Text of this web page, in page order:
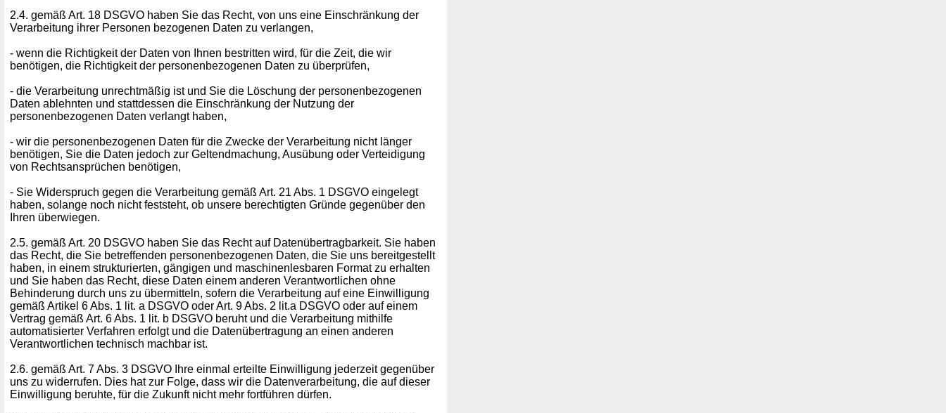
2.4. gemäß Art. 18 DSGVO haben Sie das Recht, von uns eine Einschränkung der
Verarbeitung ihrer Personen bezogenen Daten zu verlangen,
- wenn die Richtigkeit der Daten von Ihnen bestritten wird, für die Zeit, die wir
benötigen, die Richtigkeit der personenbezogenen Daten zu überprüfen,
- die Verarbeitung unrechtmäßig ist und Sie die Löschung der personenbezogenen
Daten ablehnten und stattdessen die Einschränkung der Nutzung der
personenbezogenen Daten verlangt haben,
- wir die personenbezogenen Daten für die Zwecke der Verarbeitung nicht länger
benötigen, Sie die Daten jedoch zur Geltendmachung, Ausübung oder Verteidigung
von Rechtsansprüchen benötigen,
- Sie Widerspruch gegen die Verarbeitung gemäß Art. 21 Abs. 1 DSGVO eingelegt
haben, solange noch nicht feststeht, ob unsere berechtigten Gründe gegenüber den
Ihren überwiegen.
2.5. gemäß Art. 20 DSGVO haben Sie das Recht auf Datenübertragbarkeit. Sie haben
das Recht, die Sie betreffenden personenbezogenen Daten, die Sie uns bereitgestellt
haben, in einem strukturierten, gängigen und maschinenlesbaren Format zu erhalten
und Sie haben das Recht, diese Daten einem anderen Verantwortlichen ohne
Behinderung durch uns zu übermitteln, sofern die Verarbeitung auf eine Einwilligung
gemäß Artikel 6 Abs. 1 lit. a DSGVO oder Art. 9 Abs. 2 lit.a DSGVO oder auf einem
Vertrag gemäß Art. 6 Abs. 1 lit. b DSGVO beruht und die Verarbeitung mithilfe
automatisierter Verfahren erfolgt und die Datenübertragung an einen anderen
Verantwortlichen technisch machbar ist.
2.6. gemäß Art. 7 Abs. 3 DSGVO Ihre einmal erteilte Einwilligung jederzeit gegenüber
uns zu widerrufen. Dies hat zur Folge, dass wir die Datenverarbeitung, die auf dieser
Einwilligung beruhte, für die Zukunft nicht mehr fortführen dürfen.